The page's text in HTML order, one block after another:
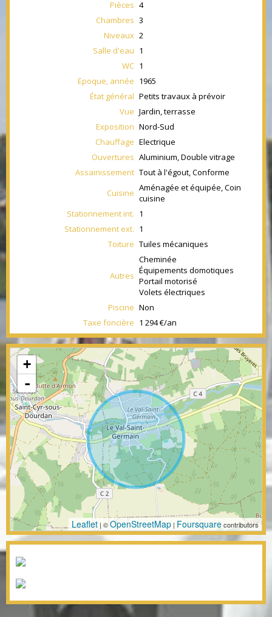
Pièces 4
Chambres 3
Niveaux 2
Salle d'eau 1
WC 1
Epoque, année 1965
État général Petits travaux à prévoir
Vue Jardin, terrasse
Exposition Nord-Sud
Chauffage Electrique
Ouvertures Aluminium, Double vitrage
Assainissement Tout à l'égout, Conforme
Cuisine Aménagée et équipée, Coin
cuisine
Stationnement int. 1
Stationnement ext. 1
Toiture Tuiles mécaniques
Autres
Cheminée
Équipements domotiques
Portail motorisé
Volets électriques
Piscine Non
Taxe foncière 1 294 €/an
+
-
Leaflet | ©OpenStreetMap | Foursquarecontributors